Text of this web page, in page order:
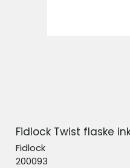
Fidlock Twist flaske
Fidlock
200093